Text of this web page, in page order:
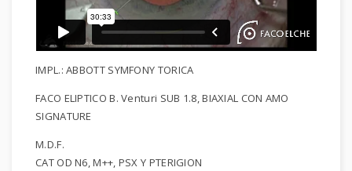
IMPL.: ABBOTT SYMFONY TORICA
FACO ELIPTICO B. Venturi SUB 1.8, BIAXIAL CON AMO
SIGNATURE
M.D.F.
CAT OD N6, M++, PSX Y PTERIGION